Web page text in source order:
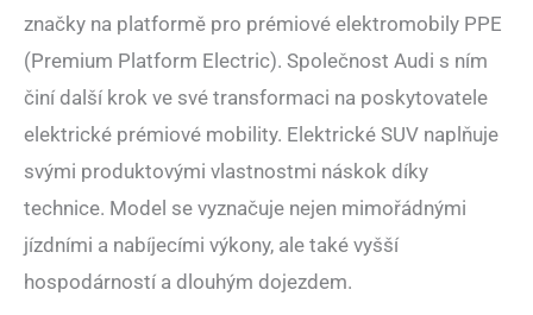
značky na platformě pro prémiové elektromobily PPE
(Premium Platform Electric). Společnost Audi s ním
činí další krok ve své transformaci na poskytovatele
elektrické prémiové mobility. Elektrické SUV naplňuje
svými produktovými vlastnostmi náskok díky
technice. Model se vyznačuje nejen mimořádnými
jízdními a nabíjecími výkony, ale také vyšší
hospodárností a dlouhým dojezdem.